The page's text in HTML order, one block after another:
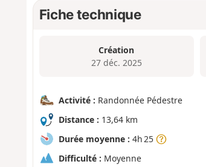
Fiche technique
Création
27 déc. 2025
Activité : Randonnée Pédestre
Distance : 13,64 km
Durée moyenne : 4h 25
Difficulté : Moyenne